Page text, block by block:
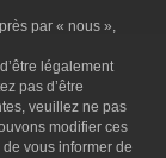
par « nous »,
légalement
pas d’être
veuillez ne pas
modifier ces
vous informer de